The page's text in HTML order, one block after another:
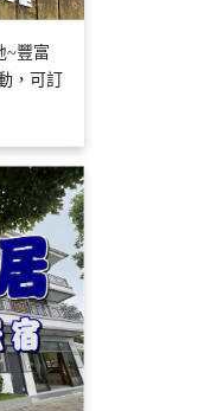
~豐富
，可訂